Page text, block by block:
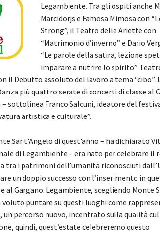
Legambiente. Tra gli ospiti anche
Marcidorjs e Famosa Mimosa con
Strong”, il Teatro delle Ariette con
“Matrimonio d’inverno” e Dario
“Le parole della satira, lezione
imparare a nutrire lo spirito”.
il Debutto assoluto del lavoro a tema “cibo”.
più quattro serate di concerti di classe al
sottolinea Franco Salcuni, ideatore del
artistica e culturale”.
Sant’Angelo di quest’anno – ha dichiarato
di Legambiente – era nato per celebrare il
tra i patrimoni dell’umanità riconosciuti
un doppio successo con l’inserimento in
al Gargano. Legambiente, scegliendo Monte
voluto puntare su questi luoghi come
un percorso nuovo, incentrato sulla qualità
quindi, quest’estate celebreremo questo